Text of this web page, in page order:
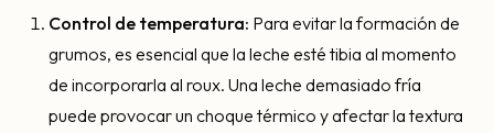
Control de temperatura: Para evitar la formación de
grumos, es esencial que la leche esté tibia al momento
de incorporarla al roux. Una leche demasiado fría
puede provocar un choque térmico y afectar la textura